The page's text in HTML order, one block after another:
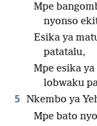
Mpe
nyonso
Esika ya
patatalu,
Mpe esika
lobwaku
5 Nkembo ya
Mpe bato